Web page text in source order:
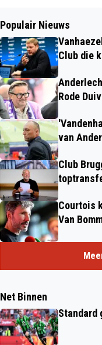
Populair Nieuws
Club die
Rode
van
Club
Courtois
Van
Net Binnen
Standard